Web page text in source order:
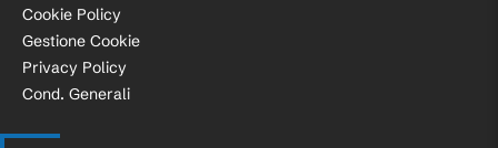
Cookie Policy
Gestione Cookie
Privacy Policy
Cond. Generali